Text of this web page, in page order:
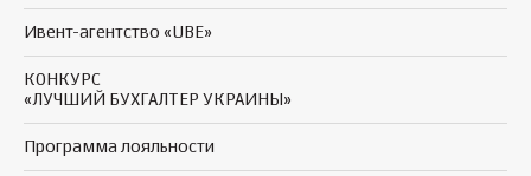
Ивент-агентство «UBE»
КОНКУРС
«ЛУЧШИЙ БУХГАЛТЕР УКРАИНЫ»
Программа лояльности